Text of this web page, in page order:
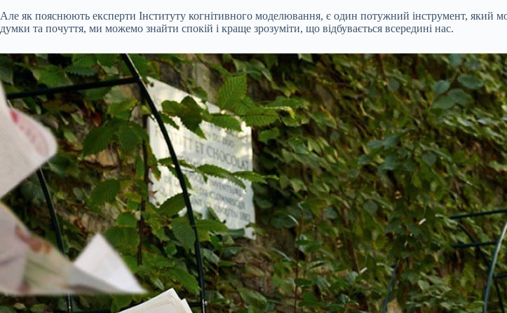
Але як пояснюють експерти Інституту когнітивного моделювання, є один потужний інструмент,
думки та почуття, ми можемо знайти спокій і краще зрозуміти, що відбувається всередині нас.